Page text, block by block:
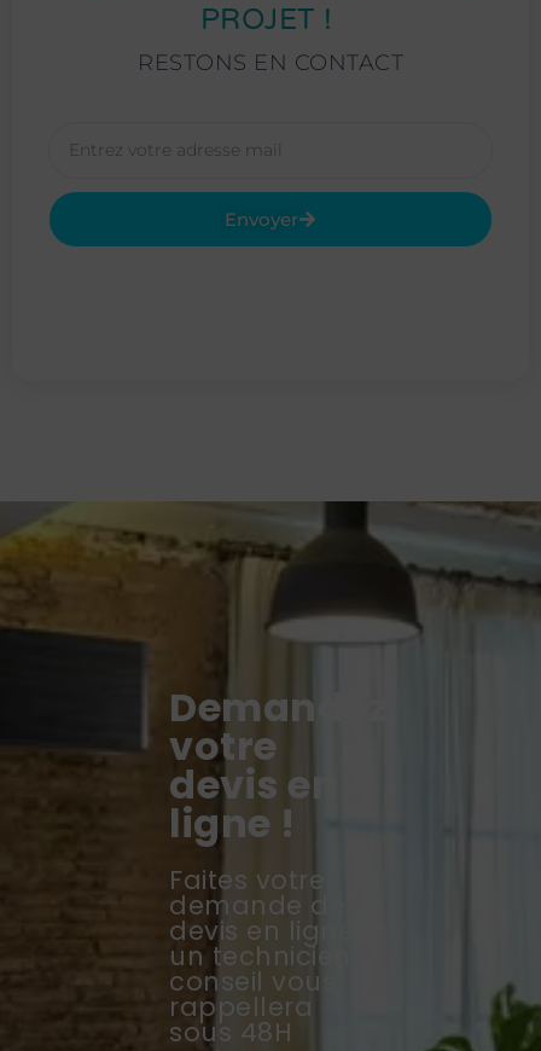
PROJET ! ​
RESTONS EN CONTACT
Envoyer
Demandez
votre
devis en
ligne !
Faites votre
demande de
devis en ligne,
un technicien
conseil vous
rappellera
sous 48H